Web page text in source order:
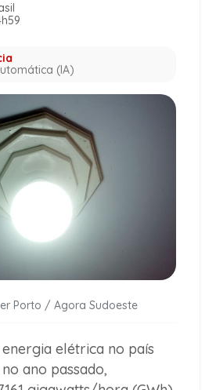
(IA)
Porto / Agora Sudoeste
elétrica no país
ano passado,